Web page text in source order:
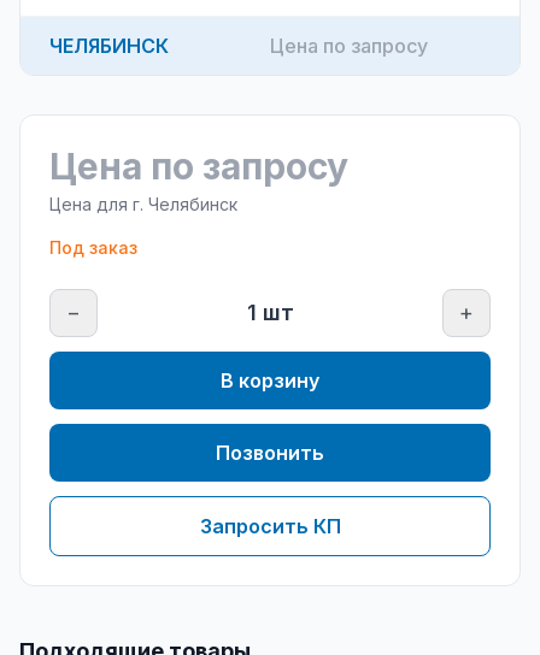
ЧЕЛЯБИНСК Цена по запросу
Цена по запросу
Цена для г. Челябинск
Под заказ
− 1 шт +
В корзину
Позвонить
Запросить КП